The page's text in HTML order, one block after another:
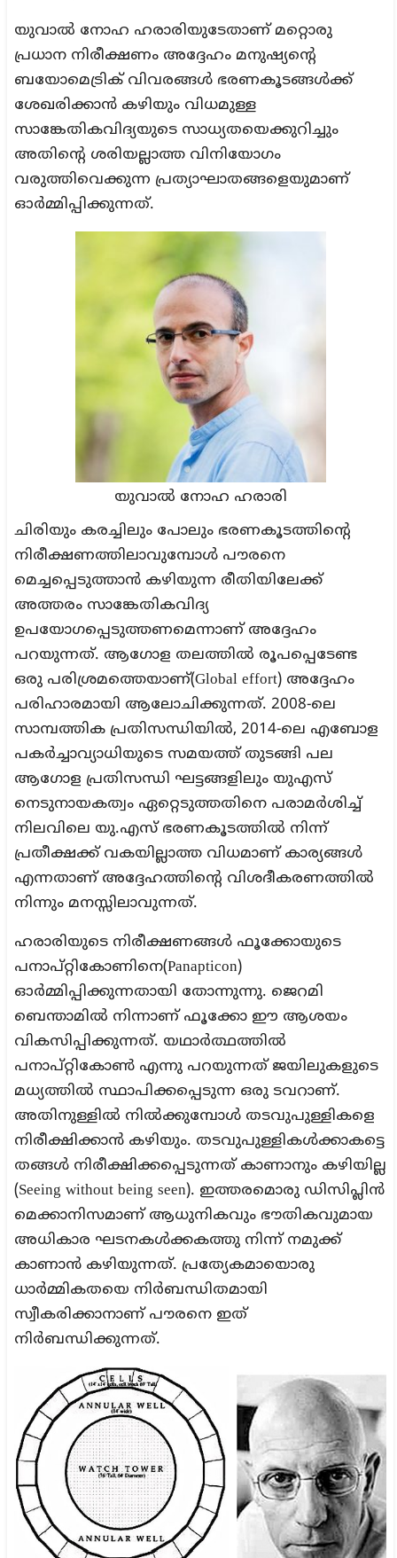
യുവാൽ നോഹ ഹരാരിയുടേതാണ് മറ്റൊരു
പ്രധാന നിരീക്ഷണം അദ്ദേഹം മനുഷ്യന്റെ
ബയോമെട്രിക് വിവരങ്ങൾ ഭരണകൂടങ്ങൾക്ക്
ശേഖരിക്കാൻ കഴിയും വിധമുള്ള
സാങ്കേതികവിദ്യയുടെ സാധ്യതയെക്കുറിച്ചും
അതിന്റെ ശരിയല്ലാത്ത വിനിയോഗം
വരുത്തിവെക്കുന്ന പ്രത്യാഘാതങ്ങളെയുമാണ്
ഓർമ്മിപ്പിക്കുന്നത്.
യുവാല്‍ നോഹ ഹരാരി
ചിരിയും കരച്ചിലും പോലും ഭരണകൂടത്തിന്റെ
നിരീക്ഷണത്തിലാവുമ്പോൾ പൗരനെ
മെച്ചപ്പെടുത്താൻ കഴിയുന്ന രീതിയിലേക്ക്
അത്തരം സാങ്കേതികവിദ്യ
ഉപയോഗപ്പെടുത്തണമെന്നാണ് അദ്ദേഹം
പറയുന്നത്. ആഗോള തലത്തിൽ രൂപപ്പെടേണ്ട
ഒരു പരിശ്രമത്തെയാണ്(Global effort) അദ്ദേഹം
പരിഹാരമായി ആലോചിക്കുന്നത്. 2008-ലെ
സാമ്പത്തിക പ്രതിസന്ധിയില്‍, 2014-ലെ എബോള
പകര്‍ച്ചാവ്യാധിയുടെ സമയത്ത് തുടങ്ങി പല
ആഗോള പ്രതിസന്ധി ഘട്ടങ്ങളിലും യുഎസ്
നെടുനായകത്വം ഏറ്റെടുത്തതിനെ പരാമർശിച്ച്
നിലവിലെ യു.എസ് ഭരണകൂടത്തിൽ നിന്ന്
പ്രതീക്ഷക്ക് വകയില്ലാത്ത വിധമാണ് കാര്യങ്ങൾ
എന്നതാണ് അദ്ദേഹത്തിന്റെ വിശദീകരണത്തിൽ
നിന്നും മനസ്സിലാവുന്നത്.
ഹരാരിയുടെ നിരീക്ഷണങ്ങൾ ഫൂക്കോയുടെ
പനാപ്റ്റികോണിനെ(Panapticon)
ഓർമ്മിപ്പിക്കുന്നതായി തോന്നുന്നു. ജെറമി
ബെന്താമിൽ നിന്നാണ് ഫൂക്കോ ഈ ആശയം
വികസിപ്പിക്കുന്നത്. യഥാർത്ഥത്തിൽ
പനാപ്റ്റികോൺ എന്നു പറയുന്നത് ജയിലുകളുടെ
മധ്യത്തിൽ സ്ഥാപിക്കപ്പെടുന്ന ഒരു ടവറാണ്.
അതിനുള്ളിൽ നിൽക്കുമ്പോൾ തടവുപുള്ളികളെ
നിരീക്ഷിക്കാൻ കഴിയും. തടവുപുള്ളികൾക്കാകട്ടെ
തങ്ങൾ നിരീക്ഷിക്കപ്പെടുന്നത് കാണാനും കഴിയില്ല
(Seeing without being seen). ഇത്തരമൊരു ഡിസിപ്ലിൻ
മെക്കാനിസമാണ് ആധുനികവും ഭൗതികവുമായ
അധികാര ഘടനകൾക്കകത്തു നിന്ന് നമുക്ക്
കാണാൻ കഴിയുന്നത്. പ്രത്യേകമായൊരു
ധാർമ്മികതയെ നിർബന്ധിതമായി
സ്വീകരിക്കാനാണ് പൗരനെ ഇത്
നിർബന്ധിക്കുന്നത്.